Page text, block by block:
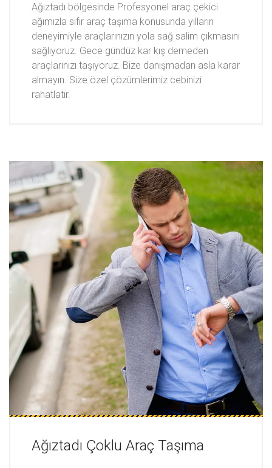
Ağıztadı bölgesinde Profesyonel araç çekici
ağımızla sıfır araç taşıma konusunda yılların
deneyimiyle araçlarınızın yola sağ salim çıkmasını
sağlıyoruz. Gece gündüz kar kış demeden
araçlarınızı taşıyoruz. Bize danışmadan asla karar
almayın. Size özel çözümlerimiz cebinizi
rahatlatır.
Ağıztadı Çoklu Araç Taşıma